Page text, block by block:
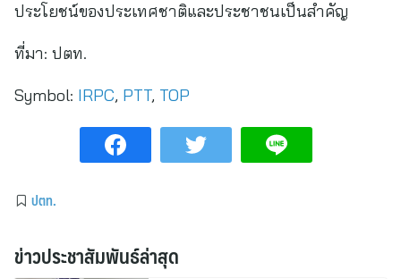
ประโยชน์ของประเทศชาติและประชาชนเป็นสำคัญ
ที่มา: ปตท.
Symbol: IRPC, PTT, TOP
ปตท.
ข่าวประชาสัมพันธ์ล่าสุด